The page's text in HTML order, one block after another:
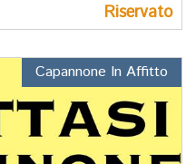
Riservato
Capannone In Affitto